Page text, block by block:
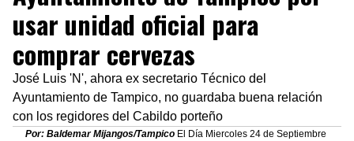
usar unidad oficial para
comprar cervezas
José Luis 'N', ahora ex secretario Técnico del
Ayuntamiento de Tampico, no guardaba buena relación
con los regidores del Cabildo porteño
Por: Baldemar Mijangos/Tampico El Día Miercoles 24 de Septiembre